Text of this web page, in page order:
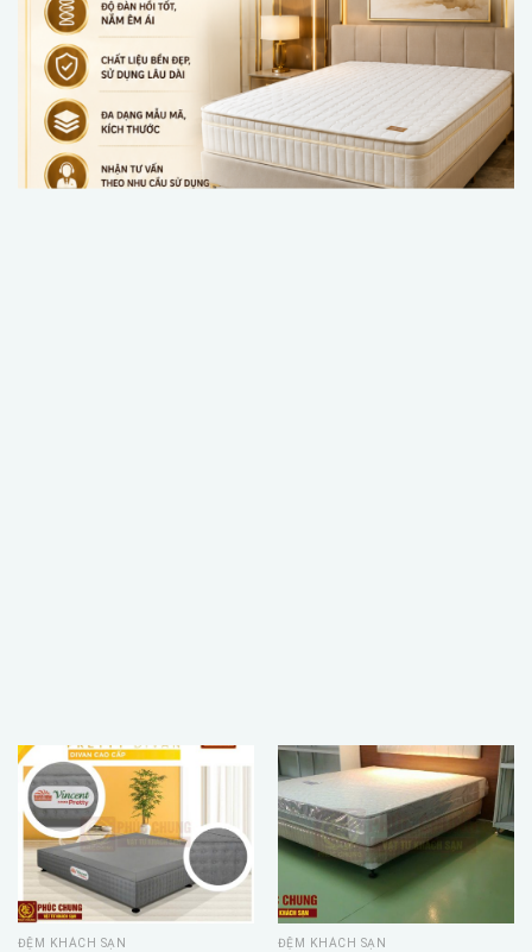
ĐỆM KHÁCH SẠN ĐỆM KHÁCH SẠN